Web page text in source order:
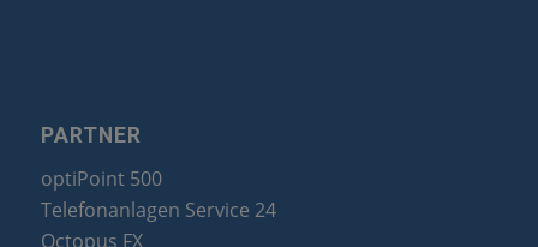
PARTNER
optiPoint 500
Telefonanlagen Service 24
Octopus FX